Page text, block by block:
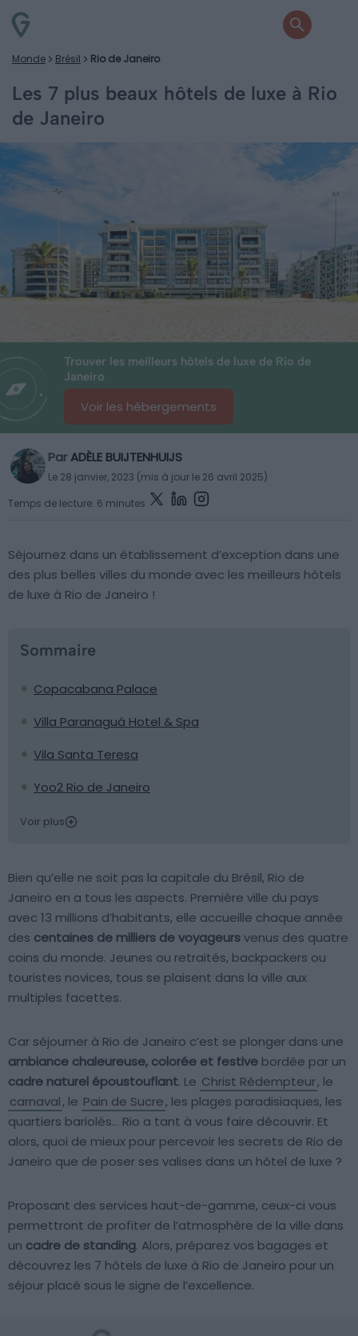
Monde Brésil Rio de Janeiro
Les 7 plus beaux hôtels de luxe à Rio
de Janeiro
Trouver les meilleurs hôtels de luxe de Rio de
Janeiro
Voir les hébergements
ParADÈLE BUIJTENHUIJS
Le 28 janvier, 2023 (mis à jour le 26 avril 2025)
Temps de lecture: 6 minutes
Séjournez dans un établissement d’exception dans une
des plus belles villes du monde avec les meilleurs hôtels
de luxe à Rio de Janeiro !
Sommaire
Copacabana Palace
Villa Paranaguá Hotel & Spa
Vila Santa Teresa
Yoo2 Rio de Janeiro
Voir plus
Bien qu’elle ne soit pas la capitale du Brésil, Rio de
Janeiro en a tous les aspects. Première ville du pays
avec 13 millions d’habitants, elle accueille chaque année
des centaines de milliers de voyageursvenus des quatre
coins du monde. Jeunes ou retraités, backpackers ou
touristes novices, tous se plaisent dans la ville aux
multiples facettes.
Car séjourner à Rio de Janeiro c’est se plonger dans une
ambiance chaleureuse, colorée et festive bordée par un
cadre naturel époustouflant. Le Christ Rédempteur, le
carnaval, le Pain de Sucre, les plages paradisiaques, les
quartiers bariolés… Rio a tant à vous faire découvrir. Et
alors, quoi de mieux pour percevoir les secrets de Rio de
Janeiro que de poser ses valises dans un hôtel de luxe ?
Proposant des services haut-de-gamme, ceux-ci vous
permettront de profiter de l’atmosphère de la ville dans
un cadre de standing. Alors, préparez vos bagages et
découvrez les 7 hôtels de luxe à Rio de Janeiro pour un
séjour placé sous le signe de l’excellence.